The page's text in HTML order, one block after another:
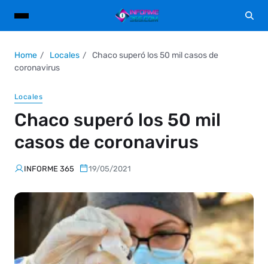
Home Locales
Chaco superó los 50 mil casos de
coronavirus
Locales
Chaco superó los 50 mil
casos de coronavirus
INFORME 365 19/05/2021